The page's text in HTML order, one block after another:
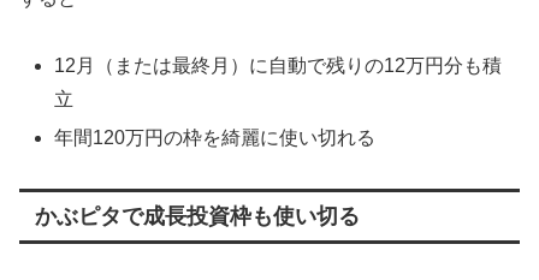
12月（または最終月）に自動で残りの12万円分も積
立
年間120万円の枠を綺麗に使い切れる
かぶピタで成長投資枠も使い切る